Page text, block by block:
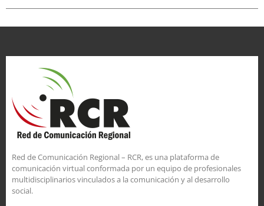
Red de Comunicación Regional – RCR, es una plataforma de
comunicación virtual conformada por un equipo de profesionales
multidisciplinarios vinculados a la comunicación y al desarrollo
social.